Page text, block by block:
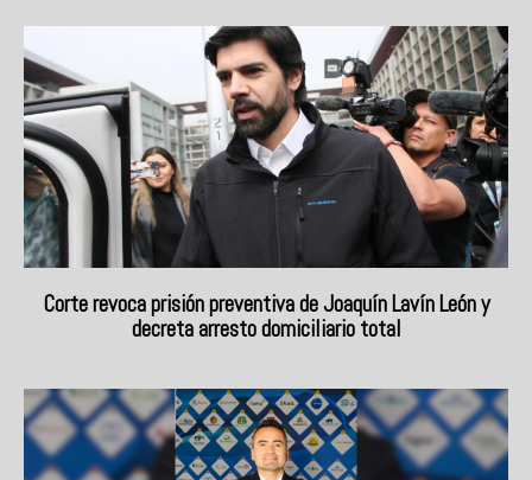
Corte revoca prisión preventiva de Joaquín Lavín León y
decreta arresto domiciliario total